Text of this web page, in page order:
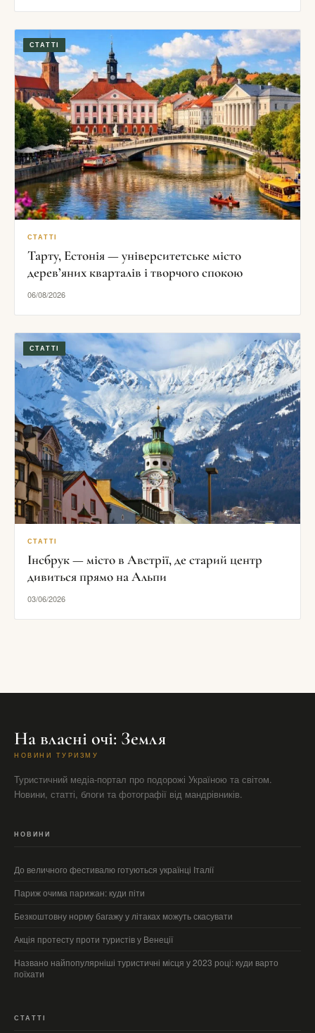
СТАТТІ
СТАТТІ
Тарту, Естонія — університетське місто
дерев’яних кварталів і творчого спокою
06/08/2026
СТАТТІ
СТАТТІ
Інсбрук — місто в Австрії, де старий центр
дивиться прямо на Альпи
03/06/2026
На власні очі: Земля
НОВИНИ ТУРИЗМУ
Туристичний медіа-портал про подорожі Україною та світом.
Новини, статті, блоги та фотографії від мандрівників.
НОВИНИ
До величного фестивалю готуються українці Італії
Париж очима парижан: куди піти
Безкоштовну норму багажу у літаках можуть скасувати
Акція протесту проти туристів у Венеції
Названо найпопулярніші туристичні місця у 2023 році: куди варто
поїхати
СТАТТІ